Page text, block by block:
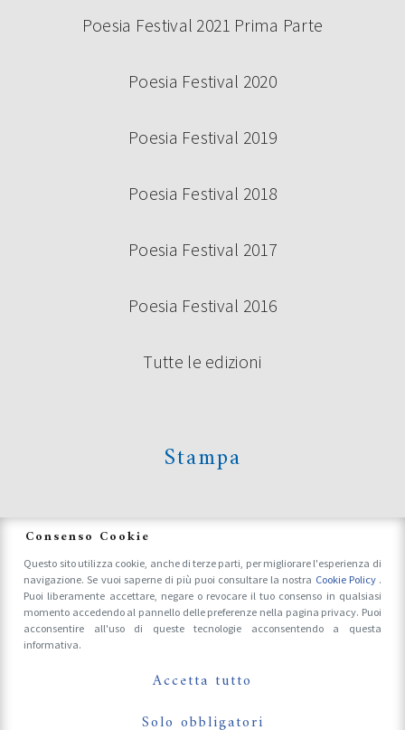
Poesia Festival 2021 Prima Parte
Poesia Festival 2020
Poesia Festival 2019
Poesia Festival 2018
Poesia Festival 2017
Poesia Festival 2016
Tutte le edizioni
Stampa
Accrediti Stampa e Fotografi
Follow Us On
Consenso Cookie
Questo sito utilizza cookie, anche di terze parti, per migliorare l'esperienza di
navigazione. Se vuoi saperne di più puoi consultare la nostra Cookie Policy .
Puoi liberamente accettare, negare o revocare il tuo consenso in qualsiasi
momento accedendo al pannello delle preferenze nella pagina privacy. Puoi
acconsentire all'uso di queste tecnologie acconsentendo a questa
informativa.
Accetta tutto
Solo obbligatori